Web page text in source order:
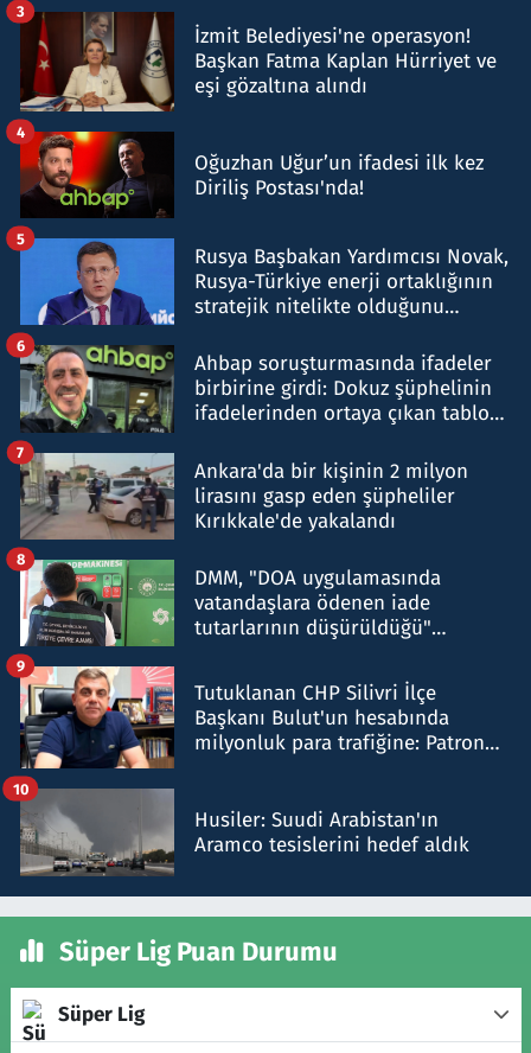
İzmit Belediyesi'ne operasyon!
Başkan Fatma Kaplan Hürriyet ve
eşi gözaltına alındı
3
Oğuzhan Uğur’un ifadesi ilk kez
Diriliş Postası'nda!
4
Rusya Başbakan Yardımcısı Novak,
Rusya-Türkiye enerji ortaklığının
stratejik nitelikte olduğunu
5
Ahbap soruşturmasında ifadeler
birbirine girdi: Dokuz şüphelinin
ifadelerinden ortaya çıkan tablo
6
Ankara'da bir kişinin 2 milyon
lirasını gasp eden şüpheliler
Kırıkkale'de yakalandı
7
DMM, "DOA uygulamasında
vatandaşlara ödenen iade
tutarlarının düşürüldüğü"
8
Tutuklanan CHP Silivri İlçe
Başkanı Bulut'un hesabında
milyonluk para trafiğine: Patron
9
Husiler: Suudi Arabistan'ın
Aramco tesislerini hedef aldık
10
Süper Lig Puan Durumu
Süper Lig